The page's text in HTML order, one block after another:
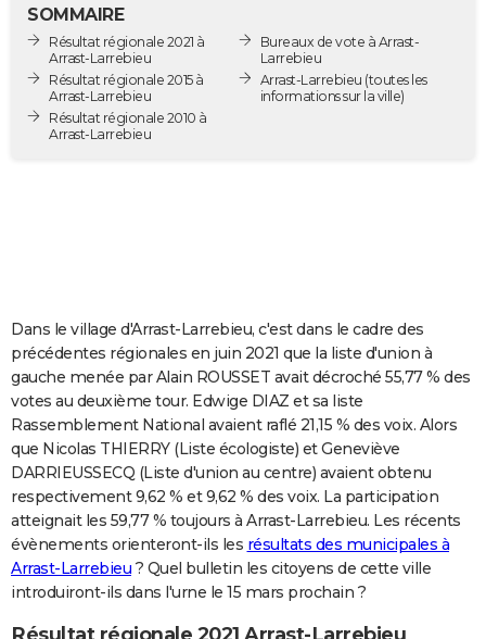
Destinations
City break
Voyage nature
Voyage de noces
Forum
Climat
GUIDES D'ACHAT
BONS PLANS
S'inscrire
Se connecter
Lycées
Collèges
Primaires
Universités
Entreprises
Service militaire
Avis de recherche
AVIS DE DÉCÈS
FORUM
Bricolage
Lifestyle
Culture
Sport
Auto
Television
Voyage
Cinema
SOMMAIRE
Résultat régionale 2021 à
Arrast-Larrebieu
Résultat régionale 2015 à
Arrast-Larrebieu
Résultat régionale 2010 à
Arrast-Larrebieu
Bureaux de vote à Arrast-
Larrebieu
Arrast-Larrebieu (toutes les
informations sur la ville)
Dans le village d'Arrast-Larrebieu, c'est dans le cadre des
précédentes régionales en juin 2021 que la liste d'union à
gauche menée par Alain ROUSSET avait décroché 55,77 % des
votes au deuxième tour. Edwige DIAZ et sa liste
Rassemblement National avaient raflé 21,15 % des voix. Alors
que Nicolas THIERRY (Liste écologiste) et Geneviève
DARRIEUSSECQ (Liste d'union au centre) avaient obtenu
respectivement 9,62 % et 9,62 % des voix. La participation
atteignait les 59,77 % toujours à Arrast-Larrebieu. Les récents
évènements orienteront-ils les résultats des municipales à
Arrast-Larrebieu ? Quel bulletin les citoyens de cette ville
introduiront-ils dans l'urne le 15 mars prochain ?